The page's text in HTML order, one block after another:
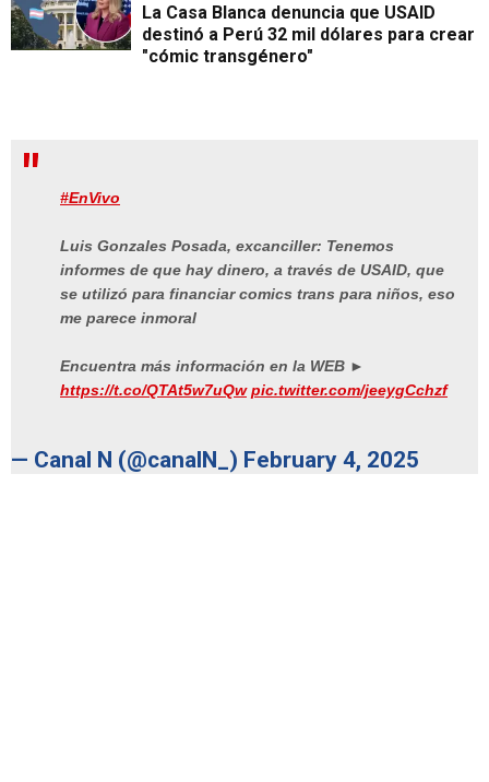
La Casa Blanca denuncia que USAID
destinó a Perú 32 mil dólares para crear
"cómic transgénero"
#EnVivo
Luis Gonzales Posada, excanciller: Tenemos
informes de que hay dinero, a través de USAID, que
se utilizó para financiar comics trans para niños, eso
me parece inmoral
Encuentra más información en la WEB ►
https://t.co/QTAt5w7uQw pic.twitter.com/jeeygCchzf
— Canal N (@canalN_) February 4, 2025